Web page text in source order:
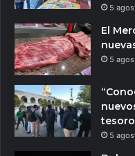
5
El
5
5